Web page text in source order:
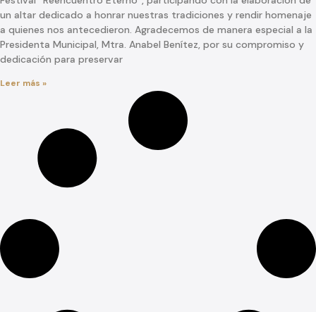
un altar dedicado a honrar nuestras tradiciones y rendir homenaje
a quienes nos antecedieron. Agradecemos de manera especial a la
Presidenta Municipal, Mtra. Anabel Benítez, por su compromiso y
dedicación para preservar
Leer más »